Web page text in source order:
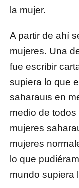
la mujer.
A partir de ahí
mujeres. Una
fue escribir
supiera lo que
saharauis en
medio de
mujeres
mujeres
lo que
mundo supiera